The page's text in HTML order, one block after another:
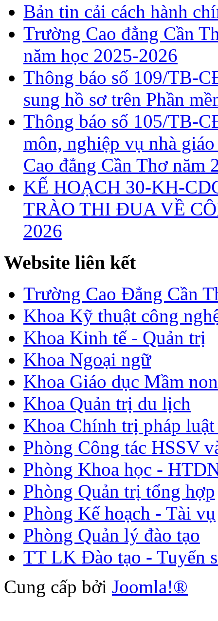
Bản tin cải cách hành
Trường Cao đẳng Cần
năm học 2025-2026
Thông báo số 109/TB-
sung hồ sơ trên Phần
Thông báo số 105/TB-
môn, nghiệp vụ nhà
Cao đẳng Cần Thơ năm
KẾ HOẠCH 30-KH-
TRÀO THI ĐUA VỀ
2026
Website liên kết
Trường Cao Đẳng Cần
Khoa Kỹ thuật công
Khoa Kinh tế - Quản trị
Khoa Ngoại ngữ
Khoa Giáo dục Mầm non
Khoa Quản trị du lịch
Khoa Chính trị pháp
Phòng Công tác HSSV
Phòng Khoa học -
Phòng Quản trị tổng hợp
Phòng Kế hoạch - Tài vụ
Phòng Quản lý đào tạo
TT LK Đào tạo - Tuyển
Cung cấp bởi Joomla!®